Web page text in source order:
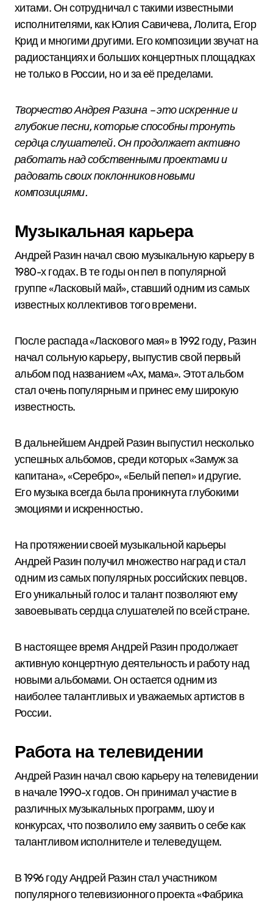
хитами. Он сотрудничал с такими известными
исполнителями, как Юлия Савичева, Лолита, Егор
Крид и многими другими. Его композиции звучат на
радиостанциях и больших концертных площадках
не только в России, но и за её пределами.
Творчество Андрея Разина – это искренние и
глубокие песни, которые способны тронуть
сердца слушателей. Он продолжает активно
работать над собственными проектами и
радовать своих поклонников новыми
композициями.
Музыкальная карьера
Андрей Разин начал свою музыкальную карьеру в
1980-х годах. В те годы он пел в популярной
группе «Ласковый май», ставший одним из самых
известных коллективов того времени.
После распада «Ласкового мая» в 1992 году, Разин
начал сольную карьеру, выпустив свой первый
альбом под названием «Ах, мама». Этот альбом
стал очень популярным и принес ему широкую
известность.
В дальнейшем Андрей Разин выпустил несколько
успешных альбомов, среди которых «Замуж за
капитана», «Серебро», «Белый пепел» и другие.
Его музыка всегда была проникнута глубокими
эмоциями и искренностью.
На протяжении своей музыкальной карьеры
Андрей Разин получил множество наград и стал
одним из самых популярных российских певцов.
Его уникальный голос и талант позволяют ему
завоевывать сердца слушателей по всей стране.
В настоящее время Андрей Разин продолжает
активную концертную деятельность и работу над
новыми альбомами. Он остается одним из
наиболее талантливых и уважаемых артистов в
России.
Работа на телевидении
Андрей Разин начал свою карьеру на телевидении
в начале 1990-х годов. Он принимал участие в
различных музыкальных программ, шоу и
конкурсах, что позволило ему заявить о себе как
талантливом исполнителе и телеведущем.
В 1996 году Андрей Разин стал участником
популярного телевизионного проекта «Фабрика